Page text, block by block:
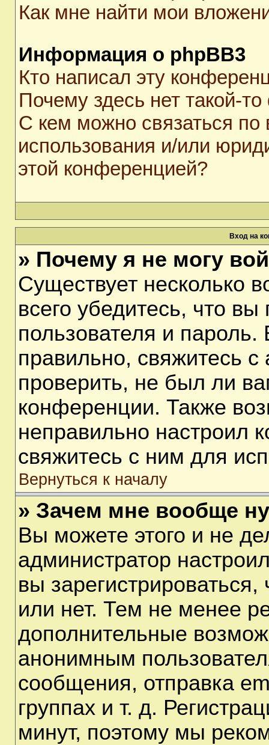
Как мне найти мои
Информация о phpBB3
Кто написал эту
Почему здесь нет такой-
С кем можно связаться по
использования и/или
этой конференцией?
Вход на
» Почему я не могу
Существует несколько
всего убедитесь, что
пользователя и
правильно, свяжитесь
проверить, не был ли
конференции. Также
неправильно настроил
свяжитесь с ним для
Вернуться к началу
» Зачем мне вообще
Вы можете этого и не
администратор
вы
или нет. Тем не менее
дополнительные
анонимным
сообщения, отправка
группах и т. д.
минут, поэтому мы